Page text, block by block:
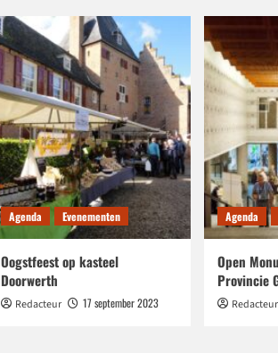
Agenda Evenementen
Oogstfeest op kasteel
Doorwerth
Redacteur 17 september 2023
Agenda
Open
Provincie
Redacteur